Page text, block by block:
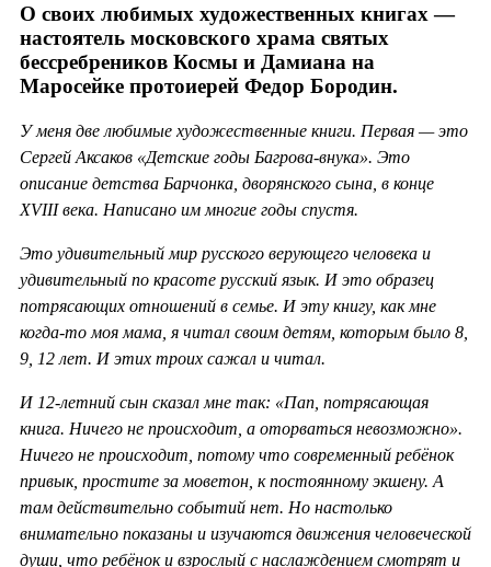
О своих любимых художественных книгах —
настоятель московского храма святых
бессребреников Космы и Дамиана на
Маросейке протоиерей Федор Бородин.
У меня две любимые художественные книги. Первая — это
Сергей Аксаков «Детские годы Багрова-внука». Это
описание детства Барчонка, дворянского сына, в конце
XVIII века. Написано им многие годы спустя.
Это удивительный мир русского верующего человека и
удивительный по красоте русский язык. И это образец
потрясающих отношений в семье. И эту книгу, как мне
когда-то моя мама, я читал своим детям, которым было 8,
9, 12 лет. И этих троих сажал и читал.
И 12-летний сын сказал мне так: «Пап, потрясающая
книга. Ничего не происходит, а оторваться невозможно».
Ничего не происходит, потому что современный ребёнок
привык, простите за моветон, к постоянному экшену. А
там действительно событий нет. Но настолько
внимательно показаны и изучаются движения человеческой
души, что ребёнок и взрослый с наслаждением смотрят и